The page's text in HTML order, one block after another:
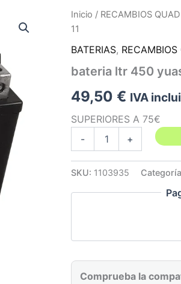
Inicio / RECAMBIOS QUAD
11
BATERIAS, RECAMBIOS
bateria ltr 450
49,50€ IVA
SUPERIORES A 75€
-
yuasa
06-
+
SKU: 1103935
Comprueba la